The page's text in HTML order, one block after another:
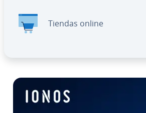
Tiendas online